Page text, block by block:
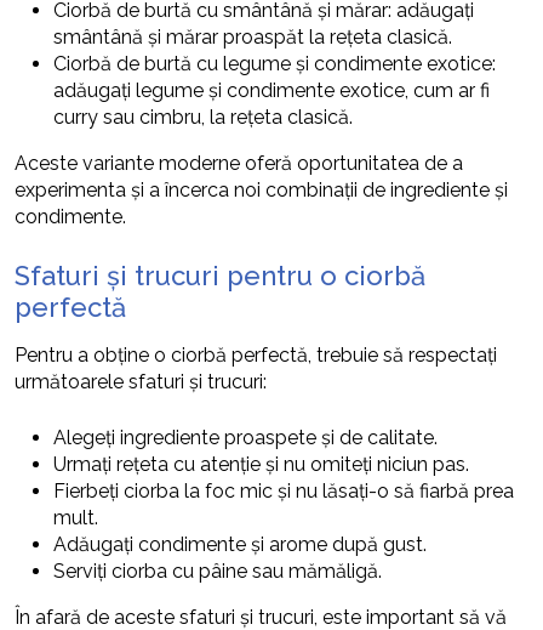
Ciorbă de burtă cu smântână și mărar: adăugați
smântână și mărar proaspăt la rețeta clasică.
Ciorbă de burtă cu legume și condimente exotice:
adăugați legume și condimente exotice, cum ar fi
curry sau cimbru, la rețeta clasică.
Aceste variante moderne oferă oportunitatea de a
experimenta și a încerca noi combinații de ingrediente și
condimente.
Sfaturi și trucuri pentru o ciorbă
perfectă
Pentru a obține o ciorbă perfectă, trebuie să respectați
următoarele sfaturi și trucuri:
Alegeți ingrediente proaspete și de calitate.
Urmați rețeta cu atenție și nu omiteți niciun pas.
Fierbeți ciorba la foc mic și nu lăsați-o să fiarbă prea
mult.
Adăugați condimente și arome după gust.
Serviți ciorba cu pâine sau mămăligă.
În afară de aceste sfaturi și trucuri, este important să vă